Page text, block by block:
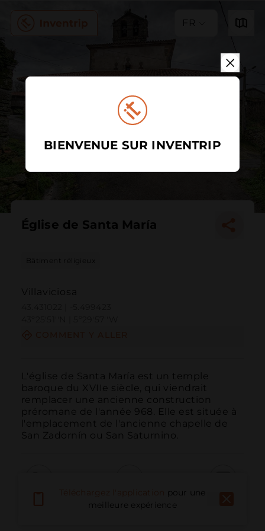
FR
Église de Santa María
Bâtiment réligieux
Villaviciosa
L'église de Santa María est un temple
baroque du XVIIe siècle, qui viendrait
remplacer une ancienne construction
préromane de l'année 968. Elle est située à
l'emplacement de l'ancienne chapelle de
San Zadornín ou San Saturnino.
E-mail
pour une
meilleure expérience
BIENVENUE SUR INVENTRIP